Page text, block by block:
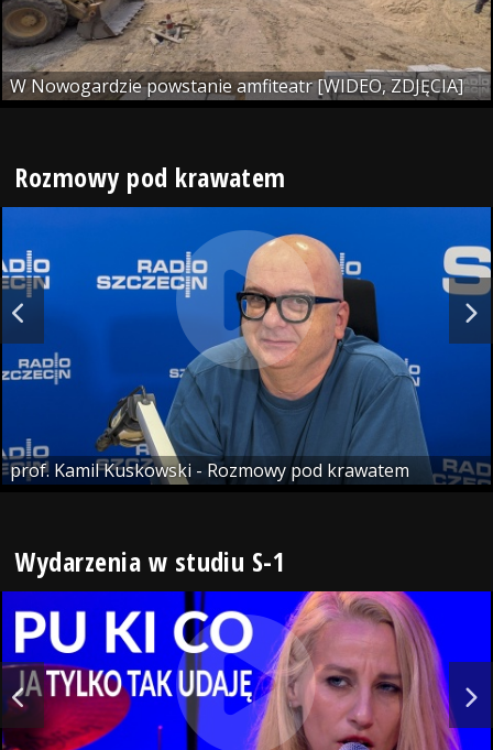
W Nowogardzie powstanie amfiteatr [WIDEO, ZDJĘCIA]
Rozmowy pod krawatem
prof. Kamil Kuskowski - Rozmowy pod krawatem
Wydarzenia w studiu S-1